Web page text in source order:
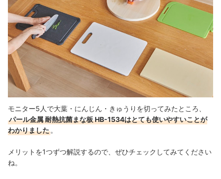
モニター5人で大葉・にんじん・きゅうりを切ってみたところ、
パール金属 耐熱抗菌まな板 HB-1534はとても使いやすいことが
わかりました 。
メリットを1つずつ解説するので、ぜひチェックしてみてください
ね。